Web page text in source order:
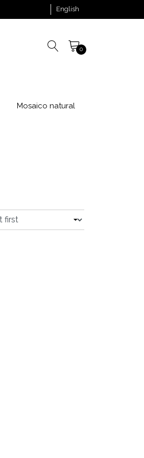
English
0
Mosaico natural